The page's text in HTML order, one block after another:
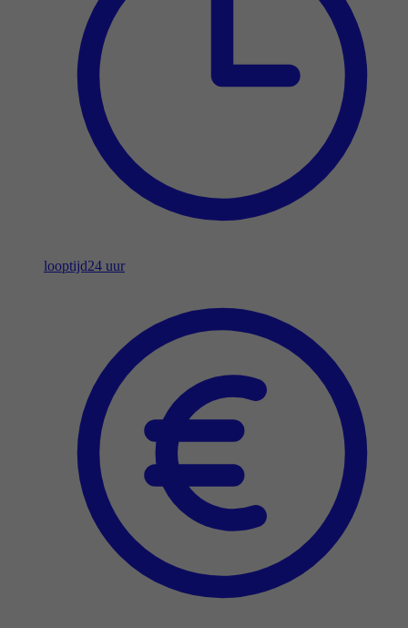
looptijd24 uur